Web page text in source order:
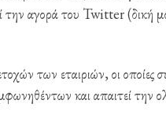
την αγορά του Twitter (δική
των εταιριών, οι οποίες
και απαιτεί την